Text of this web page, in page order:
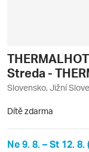
Streda -
Slovensko, Jižní
Dítě zdarma
Ne 9. 8. – St 12. 8.